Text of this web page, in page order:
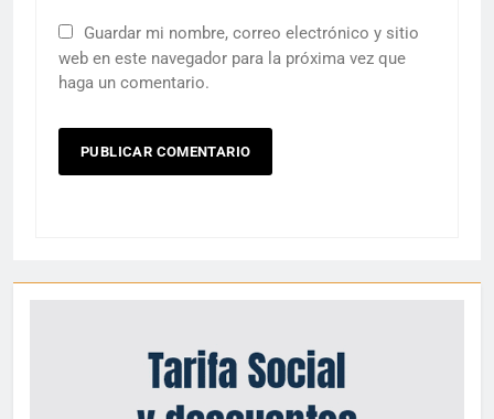
Guardar mi nombre, correo electrónico y sitio
web en este navegador para la próxima vez que
haga un comentario.